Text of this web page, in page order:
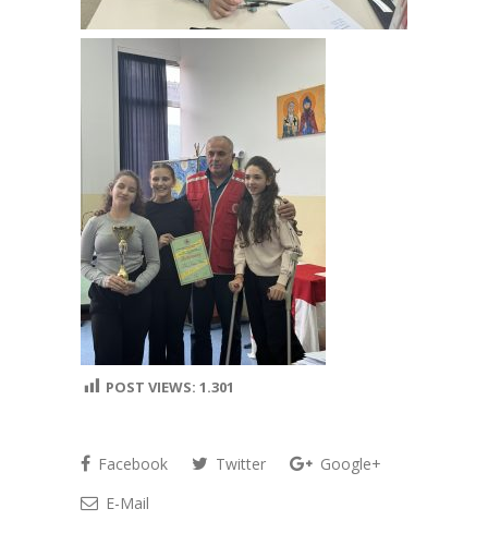
POST VIEWS: 1.301
Facebook Twitter
Google+
E-Mail